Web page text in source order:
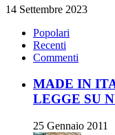
14 Settembre 2023
Popolari
Recenti
Commenti
MADE IN
LEGGE SU
25 Gennaio 2011